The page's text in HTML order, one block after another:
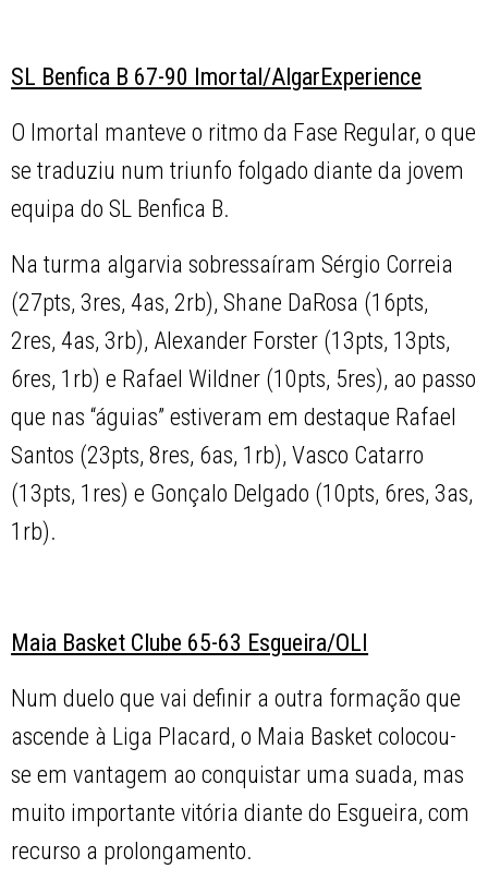
SL Benfica B 67-90 Imortal/AlgarExperience
O Imortal manteve o ritmo da Fase Regular, o que
se traduziu num triunfo folgado diante da jovem
equipa do SL Benfica B.
Na turma algarvia sobressaíram Sérgio Correia
(27pts, 3res, 4as, 2rb), Shane DaRosa (16pts,
2res, 4as, 3rb), Alexander Forster (13pts, 13pts,
6res, 1rb) e Rafael Wildner (10pts, 5res), ao passo
que nas “águias” estiveram em destaque Rafael
Santos (23pts, 8res, 6as, 1rb), Vasco Catarro
(13pts, 1res) e Gonçalo Delgado (10pts, 6res, 3as,
1rb).
Maia Basket Clube 65-63 Esgueira/OLI
Num duelo que vai definir a outra formação que
ascende à Liga Placard, o Maia Basket colocou-
se em vantagem ao conquistar uma suada, mas
muito importante vitória diante do Esgueira, com
recurso a prolongamento.